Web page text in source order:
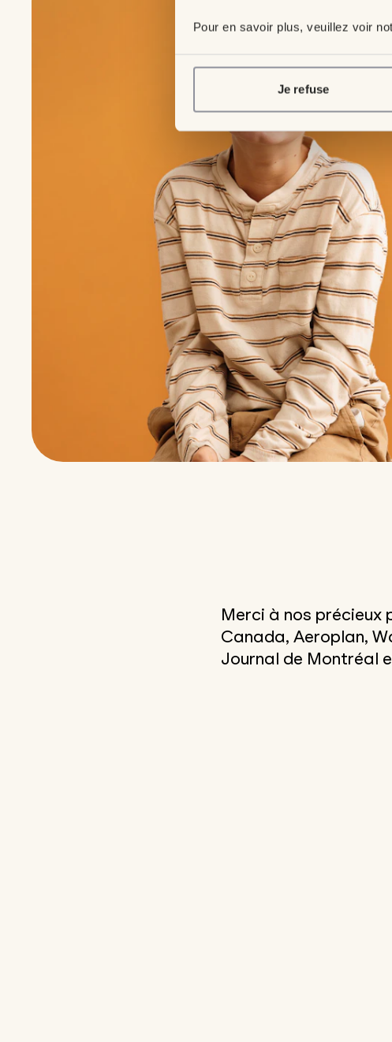
Pour en savoir plus, veuillez voir
Je refuse
Merci à nos précieux
Canada, Aeroplan,
Journal de Montréal